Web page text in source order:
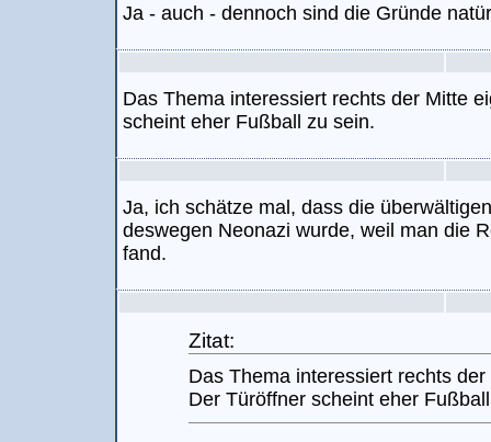
Ja - auch - dennoch sind die Gründe
Das Thema interessiert rechts der Mitte
scheint eher Fußball zu sein.
Ja, ich schätze mal, dass die
deswegen Neonazi wurde, weil man die
fand.
Zitat:
Das Thema interessiert rechts
Der Türöffner scheint eher